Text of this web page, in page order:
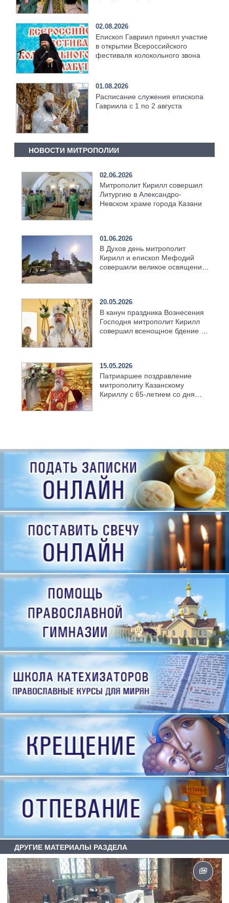
02.08.2026
Епископ Гавриил принял участие
в открытии Всероссийского
фестиваля колокольного звона
01.08.2026
Расписание служения епископа
Гавриила с 1 по 2 августа
НОВОСТИ МИТРОПОЛИИ
02.06.2026
Митрополит Кирилл совершил
Литургию в Александро-
Невском храме города Казани
01.06.2026
В Духов день митрополит
Кирилл и епископ Мефодий
совершили великое освящение
20.05.2026
В канун праздника Вознесения
Господня митрополит Кирилл
совершил всенощное бдение в
15.05.2026
Патриаршее поздравление
митрополиту Казанскому
Кириллу с 65-летием со дня
ДРУГИЕ МАТЕРИАЛЫ РАЗДЕЛА